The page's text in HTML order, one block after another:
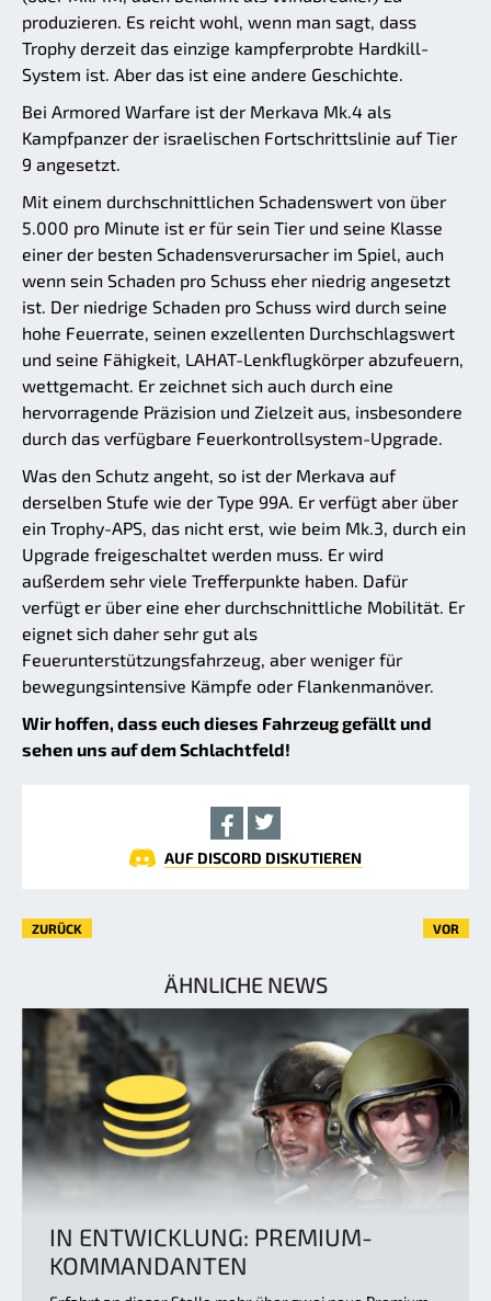
produzieren. Es reicht wohl, wenn man sagt, dass
Trophy derzeit das einzige kampferprobte Hardkill-
System ist. Aber das ist eine andere Geschichte.
Bei Armored Warfare ist der Merkava Mk.4 als
Kampfpanzer der israelischen Fortschrittslinie auf Tier
9 angesetzt.
Mit einem durchschnittlichen Schadenswert von über
5.000 pro Minute ist er für sein Tier und seine Klasse
einer der besten Schadensverursacher im Spiel, auch
wenn sein Schaden pro Schuss eher niedrig angesetzt
ist. Der niedrige Schaden pro Schuss wird durch seine
hohe Feuerrate, seinen exzellenten Durchschlagswert
und seine Fähigkeit, LAHAT-Lenkflugkörper abzufeuern,
wettgemacht. Er zeichnet sich auch durch eine
hervorragende Präzision und Zielzeit aus, insbesondere
durch das verfügbare Feuerkontrollsystem-Upgrade.
Was den Schutz angeht, so ist der Merkava auf
derselben Stufe wie der Type 99A. Er verfügt aber über
ein Trophy-APS, das nicht erst, wie beim Mk.3, durch ein
Upgrade freigeschaltet werden muss. Er wird
außerdem sehr viele Trefferpunkte haben. Dafür
verfügt er über eine eher durchschnittliche Mobilität. Er
eignet sich daher sehr gut als
Feuerunterstützungsfahrzeug, aber weniger für
bewegungsintensive Kämpfe oder Flankenmanöver.
Wir hoffen, dass euch dieses Fahrzeug gefällt und
sehen uns auf dem Schlachtfeld!
AUF DISCORD DISKUTIEREN
ZURÜCK VOR
ÄHNLICHE NEWS
IN ENTWICKLUNG: PREMIUM-
KOMMANDANTEN